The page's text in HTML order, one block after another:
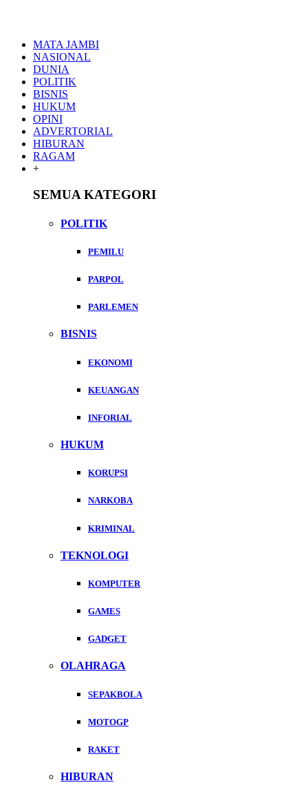
MATA JAMBI
NASIONAL
DUNIA
POLITIK
BISNIS
HUKUM
OPINI
ADVERTORIAL
HIBURAN
RAGAM
+
SEMUA KATEGORI
POLITIK
PEMILU
PARPOL
PARLEMEN
BISNIS
EKONOMI
KEUANGAN
INFORIAL
HUKUM
KORUPSI
NARKOBA
KRIMINAL
TEKNOLOGI
KOMPUTER
GAMES
GADGET
OLAHRAGA
SEPAKBOLA
MOTOGP
RAKET
HIBURAN